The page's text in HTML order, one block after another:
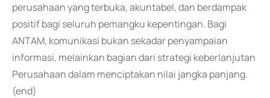
perusahaan yang terbuka, akuntabel, dan berdampak
positif bagi seluruh pemangku kepentingan. Bagi
ANTAM, komunikasi bukan sekadar penyampaian
informasi, melainkan bagian dari strategi keberlanjutan
Perusahaan dalam menciptakan nilai jangka panjang.
(end)